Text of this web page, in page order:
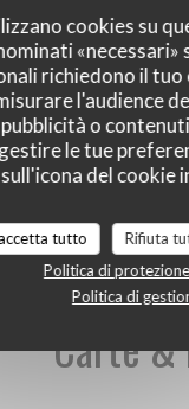
cookies su
richiedono il
l'audience
o
le tue
del cookie
tutto Rifiuta
Politica di
Politica di
& Menus Carte des
Carte &